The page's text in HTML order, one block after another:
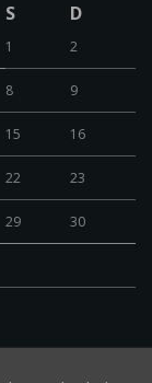
S D
1 2
8 9
15 16
22 23
29 30